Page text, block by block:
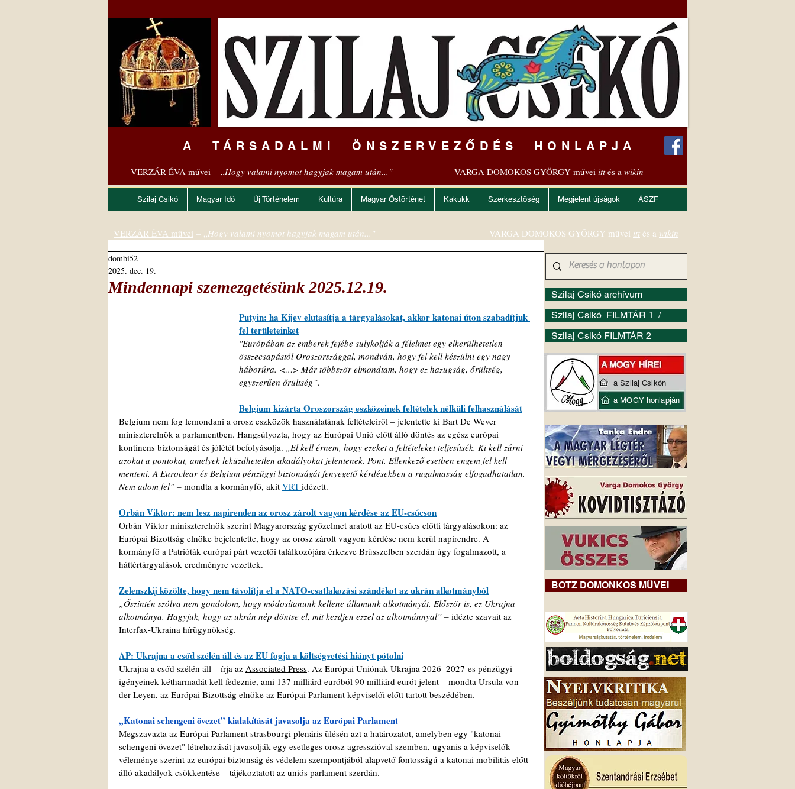
A TÁRSADALMI ÖNSZERVEZŐDÉS HONLAPJA
VERZÁR ÉVA művei – „Hogy valami nyomot hagyjak magam után..." VARGA DOMOKOS GYÖRGY művei ittés a wikin
Szilaj Csikó Magyar Idő Új Történelem Kultúra Magyar Őstörténet Kakukk Szerkesztőség Megjelent újságok ÁSZF
Mindennapi szemezgetésünk 2025.12.19.
dombi52
2025. dec. 19.
Putyin: ha Kijev elutasítja a tárgyalásokat, akkor katonai úton szabadítjuk
fel területeinket
"Európában az emberek fejébe sulykolják a félelmet egy elkerülhetetlen
összecsapástól Oroszországgal, mondván, hogy fel kell készülni egy nagy
háborúra. <…> Már többször elmondtam, hogy ez hazugság, őrültség,
egyszerűen őrültség”.
Belgium kizárta Oroszország eszközeinek feltételek nélküli felhasználását
Belgium nem fog lemondani a orosz eszközök használatának feltételeiről – jelentette ki Bart De Wever
miniszterelnök a parlamentben. Hangsúlyozta, hogy az Európai Unió előtt álló döntés az egész európai
kontinens biztonságát és jólétét befolyásolja. „El kell érnem, hogy ezeket a feltételeket teljesítsék. Ki kell zárni
azokat a pontokat, amelyek leküzdhetetlen akadályokat jelentenek. Pont. Ellenkező esetben engem fel kell
menteni. A Euroclear és Belgium pénzügyi biztonságát fenyegető kérdésekben a rugalmasság elfogadhatatlan.
Nem adom fel” – mondta a kormányfő, akit VRT idézett.
Orbán Viktor: nem lesz napirenden az orosz zárolt vagyon kérdése az EU-csúcson
Orbán Viktor miniszterelnök szerint Magyarország győzelmet aratott az EU-csúcs előtti tárgyalásokon: az
Európai Bizottság elnöke bejelentette, hogy az orosz zárolt vagyon kérdése nem kerül napirendre. A
kormányfő a Patrióták európai párt vezetői találkozójára érkezve Brüsszelben szerdán úgy fogalmazott, a
háttértárgyalások eredményre vezettek.
Zelenszkij közölte, hogy nem távolítja el a NATO-csatlakozási szándékot az ukrán alkotmányból
„Őszintén szólva nem gondolom, hogy módosítanunk kellene államunk alkotmányát. Először is, ez Ukrajna
alkotmánya. Hagyjuk, hogy az ukrán nép döntse el, mit kezdjen ezzel az alkotmánnyal” – idézte szavait az
Interfax-Ukraina hírügynökség.
AP: Ukrajna a csőd szélén áll és az EU fogja a költségvetési hiányt pótolni
Ukrajna a csőd szélén áll – írja az Associated Press. Az Európai Uniónak Ukrajna 2026–2027-es pénzügyi
igényeinek kétharmadát kell fedeznie, ami 137 milliárd euróból 90 milliárd eurót jelent – mondta Ursula von
der Leyen, az Európai Bizottság elnöke az Európai Parlament képviselői előtt tartott beszédében.
„Katonai schengeni övezet” kialakítását javasolja az Európai Parlament
Megszavazta az Európai Parlament strasbourgi plenáris ülésén azt a határozatot, amelyben egy "katonai
schengeni övezet" létrehozását javasolják egy esetleges orosz agresszióval szemben, ugyanis a képviselők
véleménye szerint az európai biztonság és védelem szempontjából alapvető fontosságú a katonai mobilitás előtt
álló akadályok csökkentése ‒ tájékoztatott az uniós parlament szerdán.
Szilaj Csikó archívum
Szilaj Csikó FILMTÁR 1 /
Szilaj Csikó FILMTÁR 2
VERZÁR ÉVA művei – „Hogy valami nyomot hagyjak magam után..." VARGA DOMOKOS GYÖRGY művei itt és a wikin
BOTZ DOMONKOS MŰVEI
a Szilaj Csikón
a MOGY honlapján